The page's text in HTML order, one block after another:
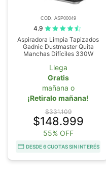
COD. ASP00049
4.9
Aspiradora Limpia Tapizados
Gadnic Dustmaster Quita
Manchas Difíciles 330W
Llega
Gratis
mañana o
¡Retiralo mañana!
$331.109
$148.999
55% OFF
DESDE 6 CUOTAS SIN INTERÉS